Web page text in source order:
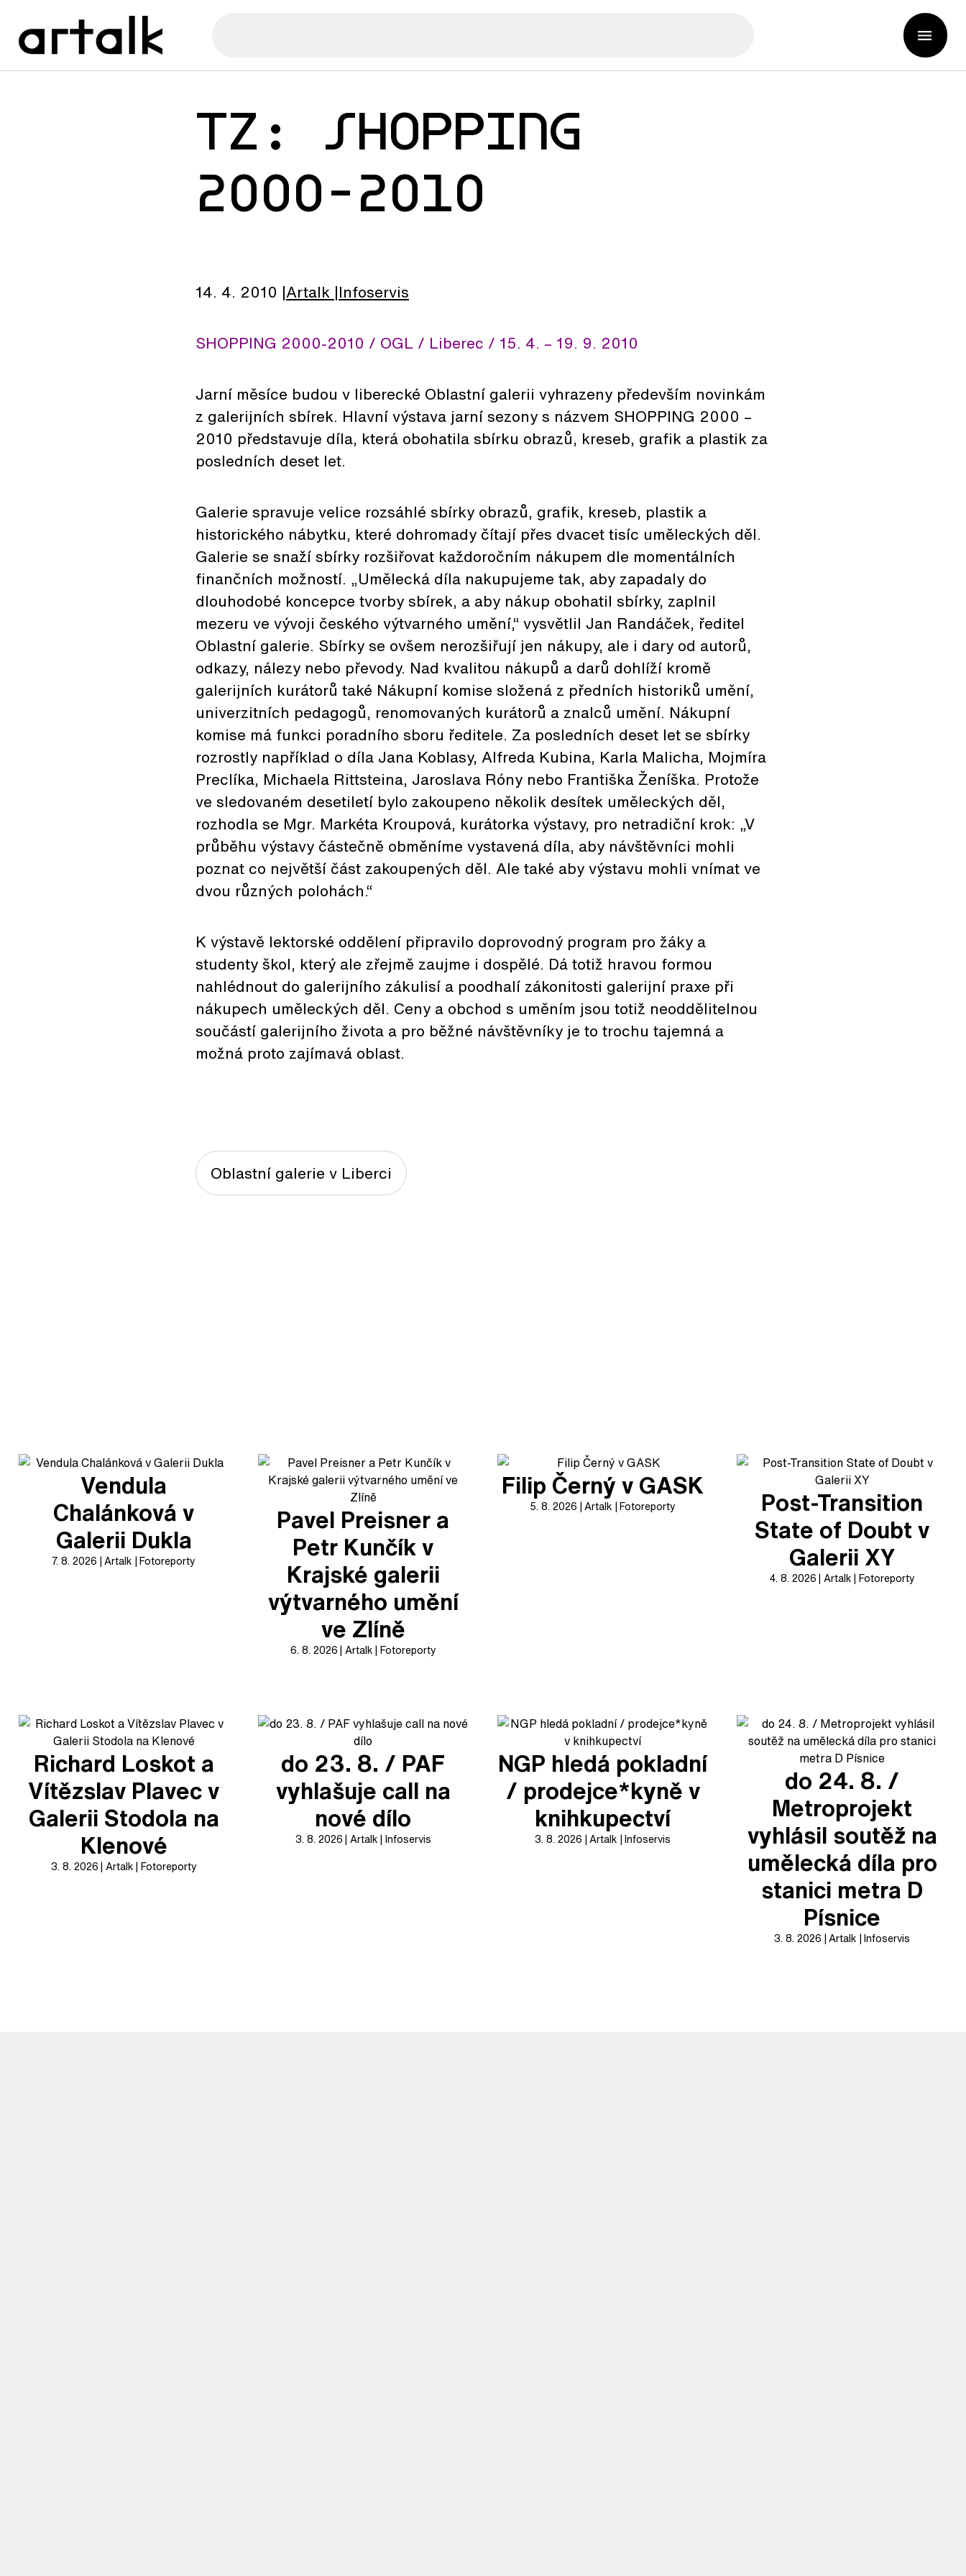
TZ: SHOPPING
2000-2010
14. 4. 2010 Artalk Infoservis
SHOPPING 2000-2010 / OGL / Liberec / 15. 4. – 19. 9. 2010
Jarní měsíce budou v liberecké Oblastní galerii vyhrazeny především novinkám
z galerijních sbírek. Hlavní výstava jarní sezony s názvem SHOPPING 2000 –
2010 představuje díla, která obohatila sbírku obrazů, kreseb, grafik a plastik za
posledních deset let.
Galerie spravuje velice rozsáhlé sbírky obrazů, grafik, kreseb, plastik a
historického nábytku, které dohromady čítají přes dvacet tisíc uměleckých děl.
Galerie se snaží sbírky rozšiřovat každoročním nákupem dle momentálních
finančních možností. „Umělecká díla nakupujeme tak, aby zapadaly do
dlouhodobé koncepce tvorby sbírek, a aby nákup obohatil sbírky, zaplnil
mezeru ve vývoji českého výtvarného umění,“ vysvětlil Jan Randáček, ředitel
Oblastní galerie. Sbírky se ovšem nerozšiřují jen nákupy, ale i dary od autorů,
odkazy, nálezy nebo převody. Nad kvalitou nákupů a darů dohlíží kromě
galerijních kurátorů také Nákupní komise složená z předních historiků umění,
univerzitních pedagogů, renomovaných kurátorů a znalců umění. Nákupní
komise má funkci poradního sboru ředitele. Za posledních deset let se sbírky
rozrostly například o díla Jana Koblasy, Alfreda Kubina, Karla Malicha, Mojmíra
Preclíka, Michaela Rittsteina, Jaroslava Róny nebo Františka Ženíška. Protože
ve sledovaném desetiletí bylo zakoupeno několik desítek uměleckých děl,
rozhodla se Mgr. Markéta Kroupová, kurátorka výstavy, pro netradiční krok: „V
průběhu výstavy částečně obměníme vystavená díla, aby návštěvníci mohli
poznat co největší část zakoupených děl. Ale také aby výstavu mohli vnímat ve
dvou různých polohách.“
K výstavě lektorské oddělení připravilo doprovodný program pro žáky a
studenty škol, který ale zřejmě zaujme i dospělé. Dá totiž hravou formou
nahlédnout do galerijního zákulisí a poodhalí zákonitosti galerijní praxe při
nákupech uměleckých děl. Ceny a obchod s uměním jsou totiž neoddělitelnou
součástí galerijního života a pro běžné návštěvníky je to trochu tajemná a
možná proto zajímavá oblast.
Oblastní galerie v Liberci
Vendula
Chalánková v
Galerii Dukla
7. 8. 2026 Artalk Fotoreporty
Pavel Preisner a
Petr Kunčík v
Krajské galerii
výtvarného umění
ve Zlíně
6. 8. 2026 Artalk Fotoreporty
Filip Černý v GASK
5. 8. 2026 Artalk Fotoreporty
Post-Transition
State of Doubt v
Galerii XY
4. 8. 2026 Artalk Fotoreporty
Richard Loskot a
Vítězslav Plavec v
Galerii Stodola na
Klenové
3. 8. 2026 Artalk Fotoreporty
do 23. 8. / PAF
vyhlašuje call na
nové dílo
3. 8. 2026 Artalk Infoservis
NGP hledá pokladní
/ prodejce*kyně v
knihkupectví
3. 8. 2026 Artalk Infoservis
do 24. 8. /
Metroprojekt
vyhlásil soutěž na
umělecká díla pro
stanici metra D
Písnice
3. 8. 2026 Artalk Infoservis